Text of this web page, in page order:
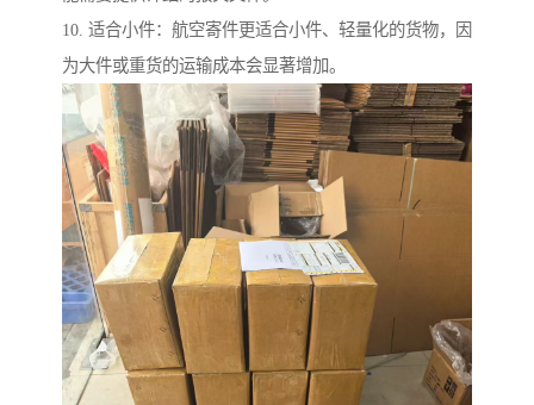
10. 适合小件：航空寄件更适合小件、轻量化的货物，因
为大件或重货的运输成本会显著增加。